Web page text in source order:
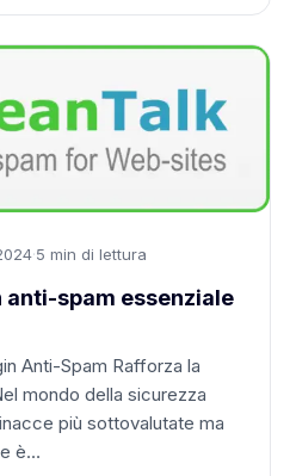
·5 min di lettura
anti-spam essenziale
Anti-Spam Rafforza la
mondo della sicurezza
più sottovalutate ma
è…